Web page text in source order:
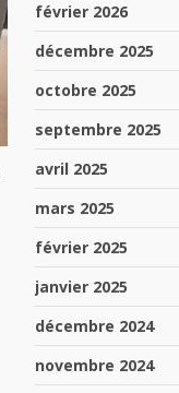
février 2026
décembre 2025
octobre 2025
septembre 2025
avril 2025
mars 2025
février 2025
janvier 2025
décembre 2024
novembre 2024